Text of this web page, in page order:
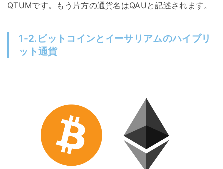
QTUMです。もう片方の通貨名はQAUと記述されます。
1-2.ビットコインとイーサリアムのハイブリ
ット通貨